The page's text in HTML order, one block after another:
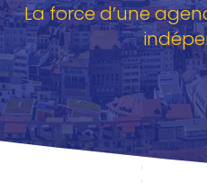
La force d’une